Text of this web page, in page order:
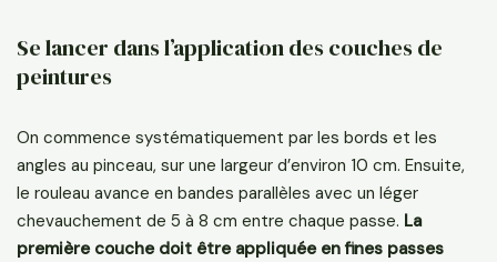
Se lancer dans l’application des couches de
peintures
On commence systématiquement par les bords et les
angles au pinceau, sur une largeur d’environ 10 cm. Ensuite,
le rouleau avance en bandes parallèles avec un léger
chevauchement de 5 à 8 cm entre chaque passe. La
première couche doit être appliquée en fines passes